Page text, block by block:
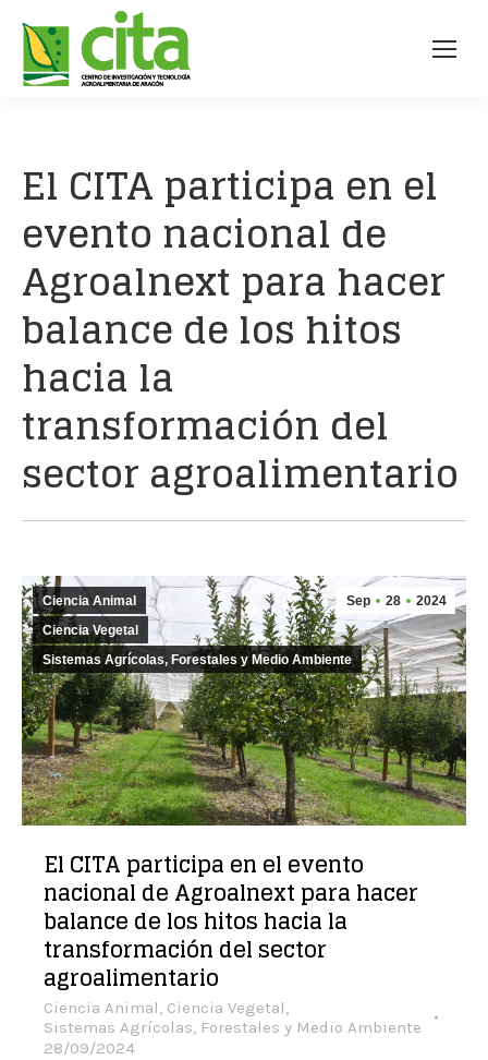
El CITA participa en el
evento nacional de
Agroalnext para hacer
balance de los hitos
hacia la
transformación del
sector agroalimentario
Sep 28 2024
Ciencia Animal
Ciencia Vegetal
Sistemas Agrícolas, Forestales y Medio Ambiente
El CITA participa en el evento
nacional de Agroalnext para hacer
balance de los hitos hacia la
transformación del sector
agroalimentario
Ciencia Animal, Ciencia Vegetal,
Sistemas Agrícolas, Forestales y Medio Ambiente
28/09/2024